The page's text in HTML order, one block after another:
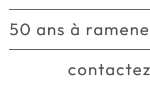
50 ans à